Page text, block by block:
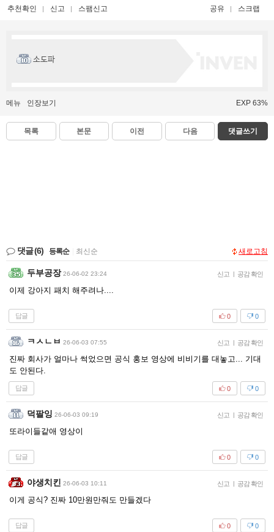
추천확인 신고 스팸신고 공유 스크랩
소도파
메뉴 인장보기 EXP 63%
목록 본문 이전 다음 댓글쓰기
댓글(6) 등록순 최신순 새로고침
두부공장 26-06-02 23:24 신고 | 공감 확인
이제 강아지 패치 해주려나....
답글 0
0
ㅋㅅㄴㅂ 26-06-03 07:55 신고 | 공감 확인
진짜 회사가 얼마나 썩었으면 공식 홍보 영상에 비비기를 대놓고... 기대
도 안된다.
답글 0
0
덕팔잉 26-06-03 09:19 신고 | 공감 확인
또라이들같애 영상이
답글 0
0
야생치킨 26-06-03 10:11 신고 | 공감 확인
이게 공식? 진짜 10만원만줘도 만들겠다
답글 0
0